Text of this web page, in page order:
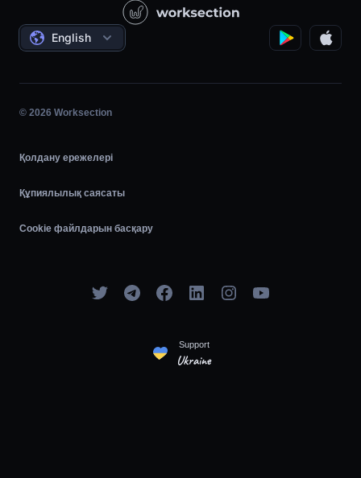
Әлеуметтік жобалар
Жобаны басқару
Сағаттық жұмыс
Шапшаң
Келісімдер
English
© 2026 Worksection
Қолдану ережелері
Құпиялылық саясаты
Cookie файлдарын басқару
Support
Ukraine